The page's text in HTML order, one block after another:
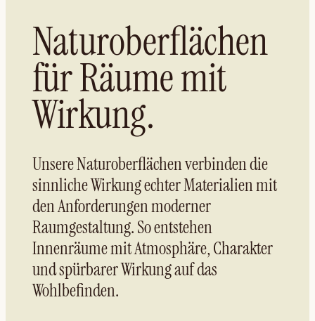
Naturoberflächen
für Räume mit
Wirkung.
Unsere Naturoberflächen verbinden die
sinnliche Wirkung echter Materialien mit
den Anforderungen moderner
Raumgestaltung. So entstehen
Innenräume mit Atmosphäre, Charakter
und spürbarer Wirkung auf das
Wohlbefinden.